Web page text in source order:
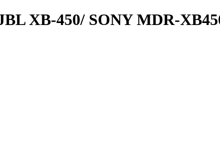
XB-450/ SONY MDR-